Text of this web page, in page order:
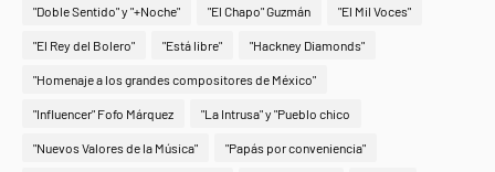
"Doble Sentido" y "+Noche" "El Chapo" Guzmán "El Mil Voces"
"El Rey del Bolero" "Está libre" "Hackney Diamonds"
"Homenaje a los grandes compositores de México"
"Influencer" Fofo Márquez "La Intrusa" y "Pueblo chico
"Nuevos Valores de la Música" "Papás por conveniencia"